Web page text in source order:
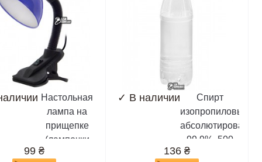
Настольная
лампа на
прищепке
(лампочки
99₴
✓ В наличии
Спирт
изопропиловый,
99,9%, 500
136₴